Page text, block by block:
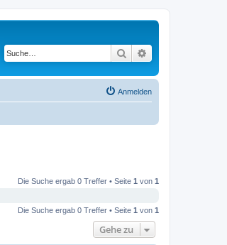
Suche
Anmelden
Die Suche ergab 0 Treffer • Seite 1 von 1
Die Suche ergab 0 Treffer • Seite 1 von 1
Gehe zu